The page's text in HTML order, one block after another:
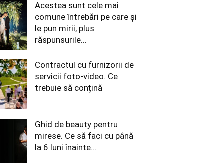
Acestea sunt cele mai
comune întrebări pe care și
le pun mirii, plus
răspunsurile...
Contractul cu furnizorii de
servicii foto-video. Ce
trebuie să conțină
Ghid de beauty pentru
mirese. Ce să faci cu până
la 6 luni înainte...